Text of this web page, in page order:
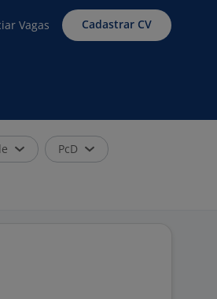
Vagas Cadastrar CV
PcD